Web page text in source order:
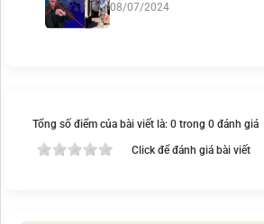
08/07/2024
Tổng số điểm của bài viết là: 0 trong 0 đánh giá
Click để đánh giá bài viết